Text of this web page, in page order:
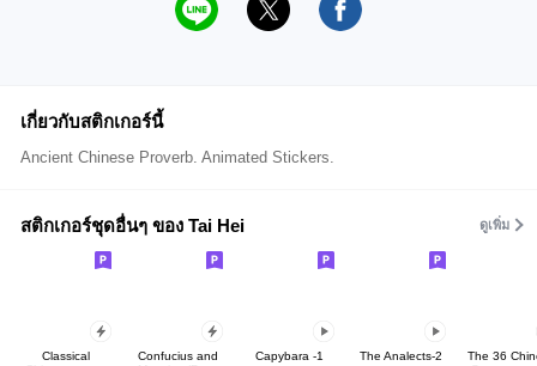
เกี่ยวกับสติกเกอร์นี้
Ancient Chinese Proverb. Animated Stickers.
สติกเกอร์ชุดอื่นๆ ของ Tai Hei ดูเพิ่ม
Classical
Confucius and
Capybara -1 The Analects-2
The 36